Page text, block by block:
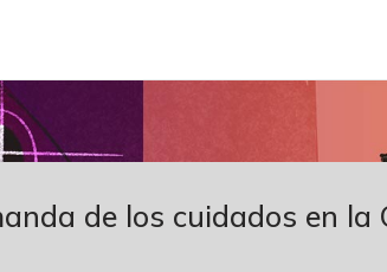
de los cuidados en la